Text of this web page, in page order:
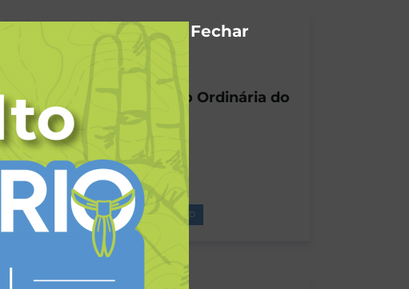
Ata da 117ª Reunião Ordinária do
DOWNLOAD
Fechar